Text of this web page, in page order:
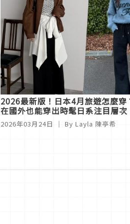
2026最新版！日本4月旅遊怎麼
在國外也能穿出時髦日系注目層次
2026年03月24日 ｜ By Layla 陳亭希